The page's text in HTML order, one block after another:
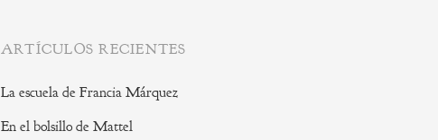
ARTÍCULOS RECIENTES
La escuela de Francia Márquez
En el bolsillo de Mattel